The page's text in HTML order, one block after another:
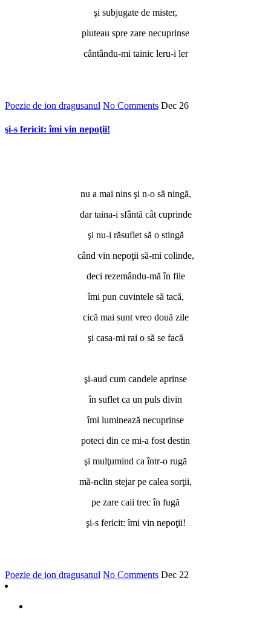
şi subjugate de mister,
pluteau spre zare necuprinse
cântându-mi tainic leru-i ler
Poezie de ion dragusanul No Comments Dec 26
şi-s fericit: îmi vin nepoţii!
nu a mai nins şi n-o să ningă,
dar taina-i sfântă cât cuprinde
şi nu-i răsuflet să o stingă
când vin nepoţii să-mi colinde,
deci rezemându-mă în file
îmi pun cuvintele să tacă,
cică mai sunt vreo două zile
şi casa-mi rai o să se facă
şi-aud cum candele aprinse
în suflet ca un puls divin
îmi luminează necuprinse
poteci din ce mi-a fost destin
şi mulţumind ca într-o rugă
mă-nclin stejar pe calea sorţii,
pe zare caii trec în fugă
şi-s fericit: îmi vin nepoţii!
Poezie de ion dragusanul No Comments Dec 22